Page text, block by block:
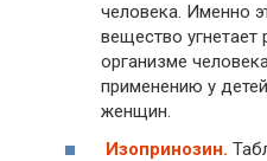
человека. Именно
вещество
организме
применению у
женщин.
Изопринозин.